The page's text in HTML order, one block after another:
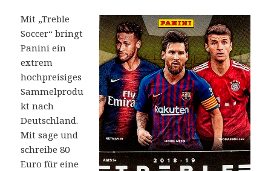
Mit „Treble
Soccer“ bringt
Panini ein
extrem
hochpreisiges
Sammelprodu
kt nach
Deutschland.
Mit sage und
schreibe 80
Euro für eine